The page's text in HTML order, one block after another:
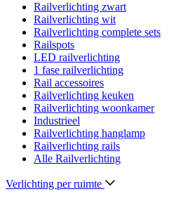
Railverlichting zwart
Railverlichting wit
Railverlichting complete sets
Railspots
LED railverlichting
1 fase railverlichting
Rail accessoires
Railverlichting keuken
Railverlichting woonkamer
Industrieel
Railverlichting hanglamp
Railverlichting rails
Alle Railverlichting
Verlichting per ruimte